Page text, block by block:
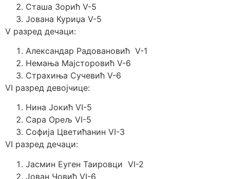
Сташа Зорић V-5
Јована Куриџа V-5
V разред дечаци:
Александар Радовановић V-1
Немања Мајсторовић V-6
Страхиња Сучевић V-6
VI разред девојчице:
Нина Јокић VI-5
Сара Орељ VI-5
Софија Цветићанин VI-3
VI разред дечаци:
Јасмин Еуген Таировци VI-2
Јован Човић VI-6